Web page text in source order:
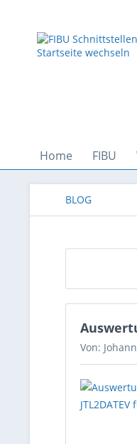
Home FIBU
BLOG
Von: